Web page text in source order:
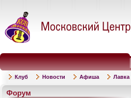
Клуб Новости Афиша Лавка
Форум